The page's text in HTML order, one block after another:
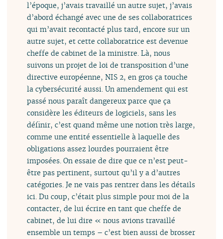
l’époque, j’avais travaillé un autre sujet, j’avais
d’abord échangé avec une de ses collaboratrices
qui m’avait recontacté plus tard, encore sur un
autre sujet, et cette collaboratrice est devenue
cheffe de cabinet de la ministre. Là, nous
suivons un projet de loi de transposition d’une
directive européenne, NIS 2, en gros ça touche
la cybersécurité aussi. Un amendement qui est
passé nous paraît dangereux parce que ça
considère les éditeurs de logiciels, sans les
définir, c’est quand même une notion très large,
comme une entité essentielle à laquelle des
obligations assez lourdes pourraient être
imposées. On essaie de dire que ce n’est peut-
être pas pertinent, surtout qu’il y a d’autres
catégories. Je ne vais pas rentrer dans les détails
ici. Du coup, c’était plus simple pour moi de la
contacter, de lui écrire en tant que cheffe de
cabinet, de lui dire « nous avions travaillé
ensemble un temps – c’est bien aussi de brosser